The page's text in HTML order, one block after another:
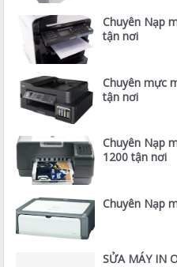
Chuyên Nạp
tận nơi
Chuyên mực
tận nơi
Chuyên Nạp
1200 tận nơi
Chuyên Nạp
SỬA MÁY IN